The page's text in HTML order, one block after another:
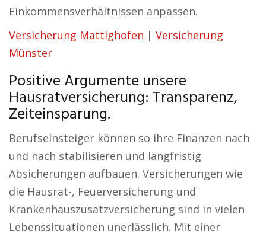
Einkommensverhältnissen anpassen.
Versicherung Mattighofen | Versicherung
Münster
Positive Argumente unsere
Hausratversicherung: Transparenz,
Zeiteinsparung.
Berufseinsteiger können so ihre Finanzen nach
und nach stabilisieren und langfristig
Absicherungen aufbauen. Versicherungen wie
die Hausrat-, Feuerversicherung und
Krankenhauszusatzversicherung sind in vielen
Lebenssituationen unerlässlich. Mit einer